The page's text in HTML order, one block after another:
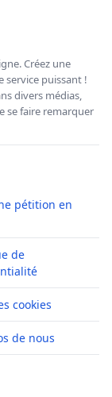
Créez une
puissant !
divers médias,
se faire remarquer
pétition en
de
cookies
de nous